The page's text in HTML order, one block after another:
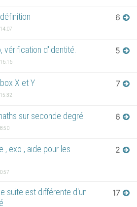
6
vérification d'identité. 5
X et Y 7
sur seconde degré 6
, exo , aide pour les
2
suite est différente d'un
17